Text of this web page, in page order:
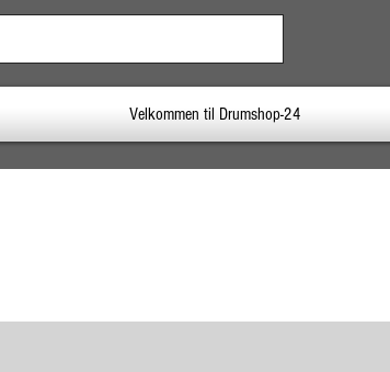
Velkommen til Drumshop-24